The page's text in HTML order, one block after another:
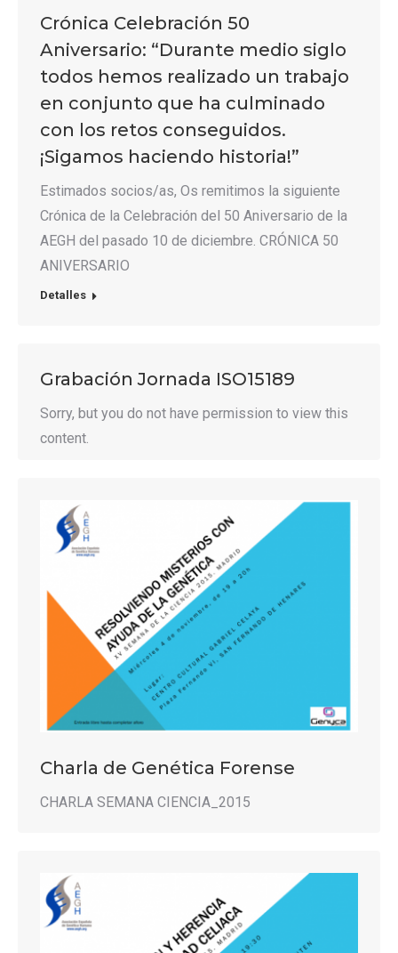
Crónica Celebración 50
Aniversario: “Durante medio siglo
todos hemos realizado un trabajo
en conjunto que ha culminado
con los retos conseguidos.
¡Sigamos haciendo historia!”
Estimados socios/as, Os remitimos la siguiente
Crónica de la Celebración del 50 Aniversario de la
AEGH del pasado 10 de diciembre. CRÓNICA 50
ANIVERSARIO
Detalles
Grabación Jornada ISO15189
Sorry, but you do not have permission to view this
content.
Charla de Genética Forense
CHARLA SEMANA CIENCIA_2015